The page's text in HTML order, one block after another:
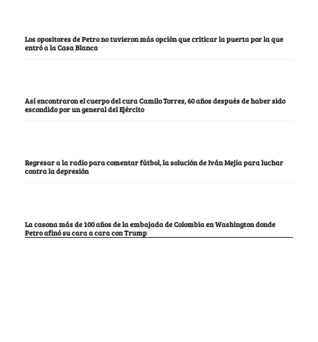
Los opositores de Petro no tuvieron más opción que criticar la puerta por la que
entró a la Casa Blanca
Así encontraron el cuerpo del cura Camilo Torres, 60 años después de haber sido
escondido por un general del Ejército
Regresar a la radio para comentar fútbol, la solución de Iván Mejía para luchar
contra la depresión
La casona más de 100 años de la embajada de Colombia en Washington donde
Petro afinó su cara a cara con Trump